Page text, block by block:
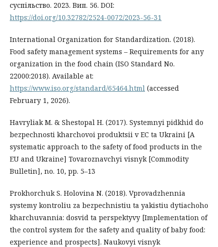
суспільство. 2023. Вип. 56. DOI:
https://doi.org/10.32782/2524-0072/2023-56-31
International Organization for Standardization. (2018).
Food safety management systems – Requirements for any
organization in the food chain (ISO Standard No.
22000:2018). Available at:
https://www.iso.org/standard/65464.html (accessed
February 1, 2026).
Havryliak M. & Shestopal H. (2017). Systemnyi pidkhid do
bezpechnosti kharchovoi produktsii v ЕС ta Ukraini [A
systematic approach to the safety of food products in the
EU and Ukraine] Tovaroznavchyi visnyk [Commodity
Bulletin], no. 10, pp. 5–13
Prokhorchuk S. Holovina N. (2018). Vprovadzhennia
systemy kontroliu za bezpechnistiu ta yakistiu dytiachoho
kharchuvannia: dosvid ta perspektyvy [Implementation of
the control system for the safety and quality of baby food:
experience and prospects]. Naukovyi visnyk